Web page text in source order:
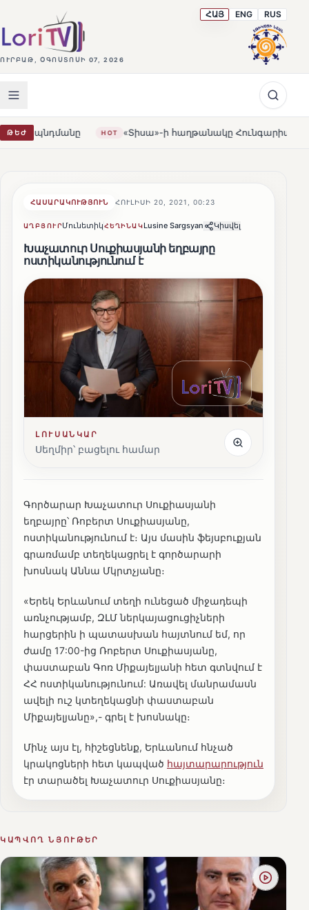
ՈՒՐԲԱԹ, ՕԳՈՍՏՈՍԻ 07, 2026
ՀԱՅ ENG RUS
ԹԵԺ HOT «Տիսա»-ի հաղթանակը Հունգարիայում․ Օրբանն
ՀԱՍԱՐԱԿՈՒԹՅՈՒՆ ՀՈՒԼԻՍԻ 20, 2021, 00:23
ԱՂԲՅՈՒՐՄունետիկՀԵՂԻՆԱԿLusine Sargsyan Կիսվել
Խաչատուր Սուքիասյանի եղբայրը
ոստիկանությունում է
ԼՈՒՍԱՆԿԱՐ
Սեղմիր՝ բացելու համար
Գործարար Խաչատուր Սուքիասյանի
եղբայրը՝ Ռոբերտ Սուքիասյանը,
ոստիկանությունում է։ Այս մասին ֆեյսբուքյան
գրառմամբ տեղեկացրել է գործարարի
խոսնակ Աննա Մկրտչյանը։
«Երեկ Երևանում տեղի ունեցած միջադեպի
առնչությամբ, ԶԼՄ ներկայացուցիչների
հարցերին ի պատասխան հայտնում եմ, որ
ժամը 17:00-ից Ռոբերտ Սուքիասյանը,
փաստաբան Գոռ Միքայելյանի հետ գտնվում է
ՀՀ ոստիկանությունում: Առավել մանրամասն
ավելի ուշ կտեղեկացնի փաստաբան
Միքայելյանը»,- գրել է խոսնակը։
Մինչ այս էլ, հիշեցնենք, Երևանում հնչած
կրակոցների հետ կապված հայտարարություն
էր տարածել Խաչատուր Սուքիասյանը։
ԿԱՊՎՈՂ ՆՅՈՒԹԵՐ